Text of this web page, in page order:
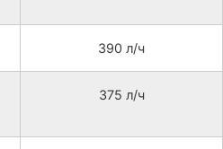
390 л/ч
375 л/ч